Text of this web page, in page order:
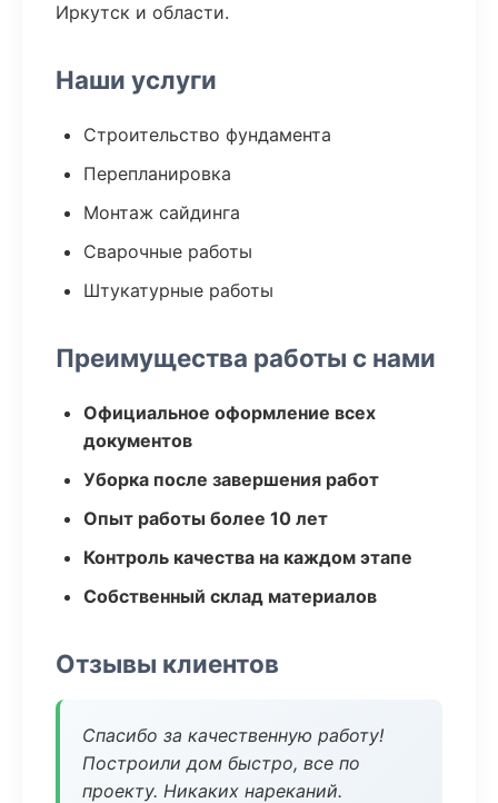
Иркутск и области.
Наши услуги
Строительство фундамента
Перепланировка
Монтаж сайдинга
Сварочные работы
Штукатурные работы
Преимущества работы с нами
Официальное оформление всех
документов
Уборка после завершения работ
Опыт работы более 10 лет
Контроль качества на каждом этапе
Собственный склад материалов
Отзывы клиентов
Спасибо за качественную работу!
Построили дом быстро, все по
проекту. Никаких нареканий.